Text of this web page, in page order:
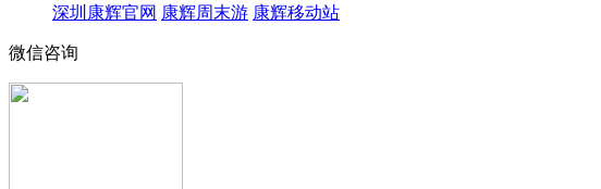
深圳康辉官网 康辉周末游 康辉移动站
微信咨询